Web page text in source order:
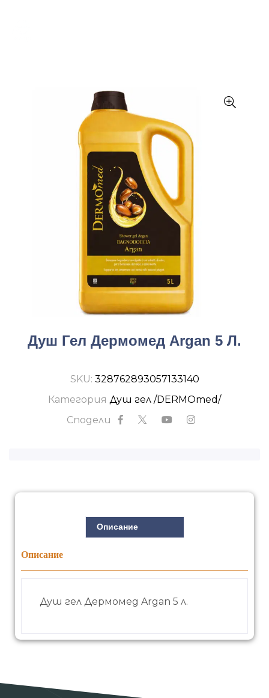
Душ Гел Дермомед Argan 5 Л.
SKU: 328762893057133140
Категория Душ гел /DERMOmed/
Сподели
Описание
Описание
Душ гел Дермомед Argan 5 л.